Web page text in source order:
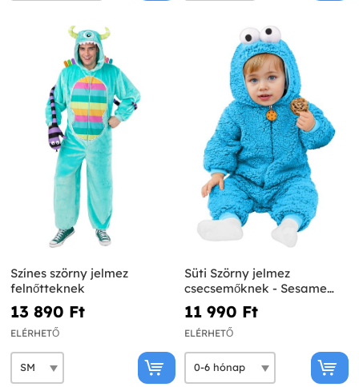
Színes szörny jelmez
felnőtteknek
13 890 Ft‎
ELÉRHETŐ
Süti Szörny jelmez
csecsemőknek - Sesame
Street
11 990 Ft‎
ELÉRHETŐ